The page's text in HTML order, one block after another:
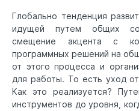
Глобально тенденция
идущей путем общих
смещение акцента с
программных решений на
от этого процесса и
для работы. То есть уход
Как это реализуется?
инструментов до уровня,